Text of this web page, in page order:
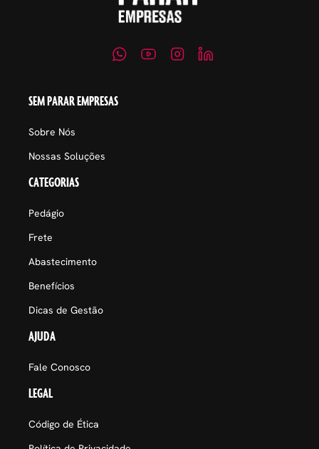
SEM PARAR EMPRESAS
Sobre Nós
Nossas Soluções
CATEGORIAS
Pedágio
Frete
Abastecimento
Benefícios
Dicas de Gestão
AJUDA
Fale Conosco
LEGAL
Código de Ética